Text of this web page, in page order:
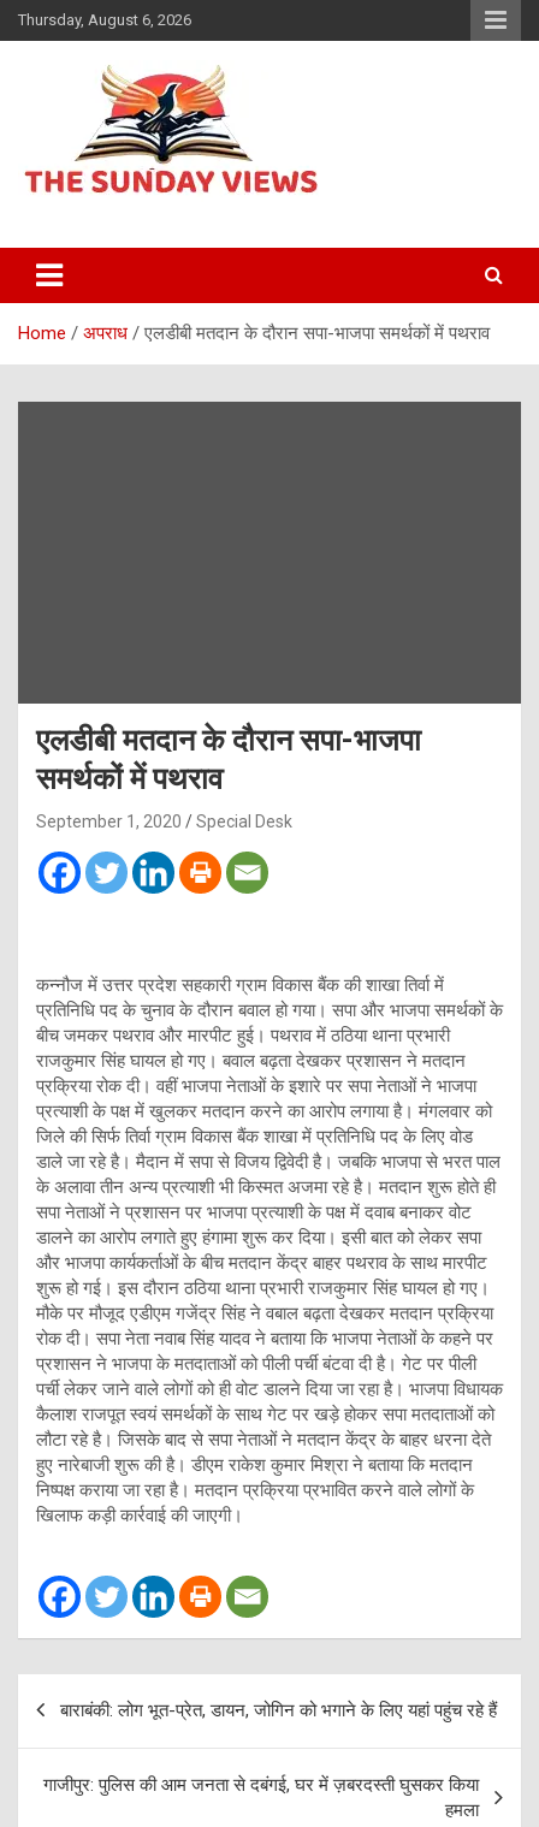
Skip
to
Thursday, August 6, 2026
The Sunday views
Home अपराध एलडीबी मतदान के दौरान सपा-भाजपा समर्थकों में पथराव
एलडीबी मतदान के दौरान सपा-भाजपा
समर्थकों में पथराव
September 1, 2020 Special Desk
कन्नौज में उत्तर प्रदेश सहकारी ग्राम विकास बैंक की शाखा तिर्वा में
प्रतिनिधि पद के चुनाव के दौरान बवाल हो गया। सपा और भाजपा समर्थकों के
बीच जमकर पथराव और मारपीट हुई। पथराव में ठठिया थाना प्रभारी
राजकुमार सिंह घायल हो गए। बवाल बढ़ता देखकर प्रशासन ने मतदान
प्रक्रिया रोक दी। वहीं भाजपा नेताओं के इशारे पर सपा नेताओं ने भाजपा
प्रत्याशी के पक्ष में खुलकर मतदान करने का आरोप लगाया है। मंगलवार को
जिले की सिर्फ तिर्वा ग्राम विकास बैंक शाखा में प्रतिनिधि पद के लिए वोड
डाले जा रहे है। मैदान में सपा से विजय द्विवेदी है। जबकि भाजपा से भरत पाल
के अलावा तीन अन्य प्रत्याशी भी किस्मत अजमा रहे है। मतदान शुरू होते ही
सपा नेताओं ने प्रशासन पर भाजपा प्रत्याशी के पक्ष में दवाब बनाकर वोट
डालने का आरोप लगाते हुए हंगामा शुरू कर दिया। इसी बात को लेकर सपा
और भाजपा कार्यकर्ताओं के बीच मतदान केंद्र बाहर पथराव के साथ मारपीट
शुरू हो गई। इस दौरान ठठिया थाना प्रभारी राजकुमार सिंह घायल हो गए।
मौके पर मौजूद एडीएम गजेंद्र सिंह ने वबाल बढ़ता देखकर मतदान प्रक्रिया
रोक दी। सपा नेता नवाब सिंह यादव ने बताया कि भाजपा नेताओं के कहने पर
प्रशासन ने भाजपा के मतदाताओं को पीली पर्ची बंटवा दी है। गेट पर पीली
पर्ची लेकर जाने वाले लोगों को ही वोट डालने दिया जा रहा है। भाजपा विधायक
कैलाश राजपूत स्वयं समर्थकों के साथ गेट पर खड़े होकर सपा मतदाताओं को
लौटा रहे है। जिसके बाद से सपा नेताओं ने मतदान केंद्र के बाहर धरना देते
हुए नारेबाजी शुरू की है। डीएम राकेश कुमार मिश्रा ने बताया कि मतदान
निष्पक्ष कराया जा रहा है। मतदान प्रक्रिया प्रभावित करने वाले लोगों के
खिलाफ कड़ी कार्रवाई की जाएगी।
navigation
बाराबंकी: लोग भूत-प्रेत, डायन, जोगिन को भगाने के लिए यहां पहुंच रहे हैं
गाजीपुर: पुलिस की आम जनता से दबंगई, घर में ज़बरदस्ती घुसकर किया
हमला